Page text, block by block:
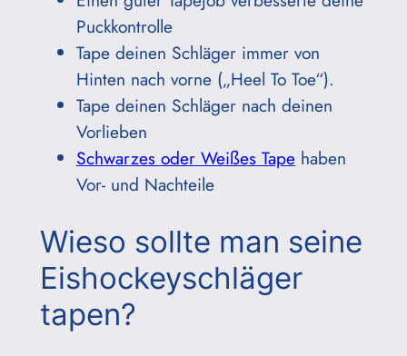
Puckkontrolle
Tape deinen Schläger immer von
Hinten nach vorne („Heel To Toe“).
Tape deinen Schläger nach deinen
Vorlieben
Schwarzes oder Weißes Tapehaben
Vor- und Nachteile
Wieso sollte man seine
Eishockeyschläger
tapen?